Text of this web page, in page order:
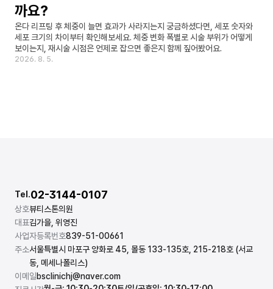
까요?
온다 리프팅 후 체중이 늘면 효과가 사라지는지 궁금하셨다면, 세포 숫자와
세포 크기의 차이부터 확인해보세요. 체중 변화 폭별로 시술 부위가 어떻게
보이는지, 재시술 시점은 언제로 잡으면 좋은지 함께 짚어봤어요.
2026. 8. 5.
상호뷰티스톤의원
대표김가을, 위영진
사업자등록번호839-51-00661
주소서울특별시 마포구 양화로 45, 몰동 133-135호, 215-218호 (서교
동, 메세나폴리스)
이메일bsclinichj@naver.com
Tel.02-3144-0107